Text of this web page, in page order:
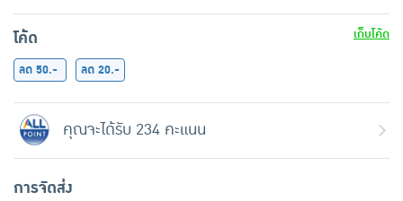
โค้ด
เก็บโค้ด
ลด 50.-
ลด 20.-
คุณจะได้รับ 234 คะแนน
การจัดส่ง